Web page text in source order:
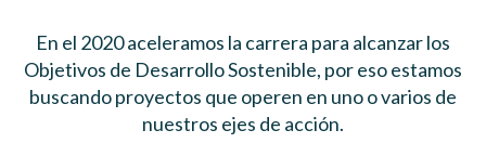
En el 2020 aceleramos la carrera para alcanzar los
Objetivos de Desarrollo Sostenible, por eso estamos
buscando proyectos que operen en uno o varios de
nuestros ejes de acción.